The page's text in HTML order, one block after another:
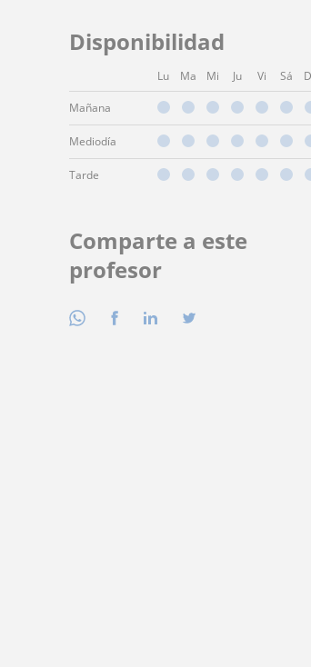
Disponibilidad
Lu Ma Mi Ju Vi Sá
Mañana
Mediodía
Tarde
Comparte a este
profesor